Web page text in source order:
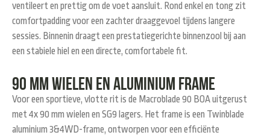
ventileert en prettig om de voet aansluit. Rond enkel en tong zit
comfortpaddingvoor een zachter draaggevoel tijdens langere
sessies. Binnenin draagt een prestatiegerichte binnenzool bij aan
een stabiele hiel en een directe, comfortabele fit.
90 mm wielen en aluminium frame
Voor een sportieve, vlotte rit is de Macroblade 90 BOA uitgerust
met4x 90 mm wielen en SG9 lagers. Het frame is een Twinblade
aluminium 3&4WD-frame, ontworpen voor een efficiënte